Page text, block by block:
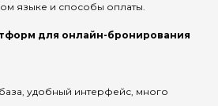
языке и способы оплаты.
для онлайн-бронирования
база, удобный интерфейс, много